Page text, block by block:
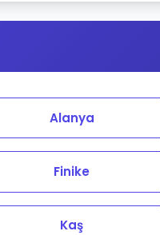
Alanya
Finike
Kaş